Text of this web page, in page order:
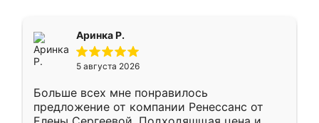
Аринка Р.
5 августа 2026
Больше всех мне понравилось
предложение от компании Ренессанс от